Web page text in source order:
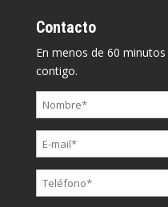
Contacto
En menos de 60
contigo.